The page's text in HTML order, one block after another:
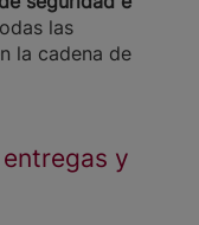
las
la cadena de
y